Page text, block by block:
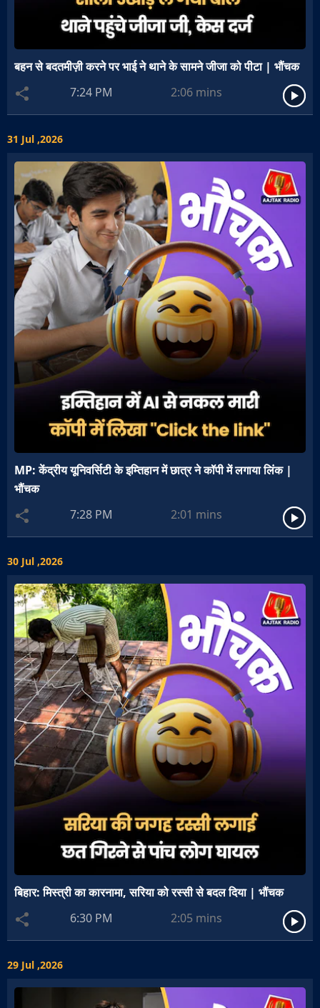
बहन से बदतमीज़ी करने पर भाई ने थाने के सामने जीजा को पीटा | भौंचक
7:24 PM
2:06 mins
31 Jul ,2026
MP: केंद्रीय यूनिवर्सिटी के इम्तिहान में छात्र ने कॉपी में लगाया लिंक |
भौंचक
7:28 PM
2:01 mins
30 Jul ,2026
बिहार: मिस्त्री का कारनामा, सरिया को रस्सी से बदल दिया | भौंचक
6:30 PM
2:05 mins
29 Jul ,2026